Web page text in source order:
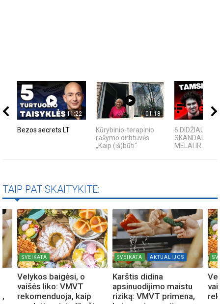
11:22
Bezos secrets LT
01:18
Kūrybinio-terapinio
rašymo dirbtuvės
„Kaip (iš)būti“
6 DIDŽIAUSI
SKANDALAI:
MELAI IR...
TAIP PAT SKAITYKITE:
SVEIKATA
Velykos baigėsi, o
vaišės liko: VMVT
rekomenduoja, kaip
SVEIKATA AKTUALIJOS
Karštis didina
apsinuodijimo maistu
riziką: VMVT primena,